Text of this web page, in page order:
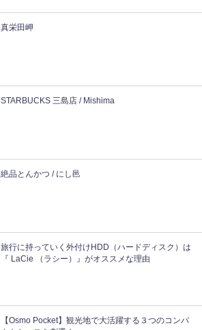
真栄田岬
STARBUCKS 三島店 / Mishima
絶品とんかつ / にし邑
旅行に持っていく外付けHDD（ハードディスク）は
『 LaCie （ラシー）』がオススメな理由
【Osmo Pocket】観光地で大活躍する３つのコンパ